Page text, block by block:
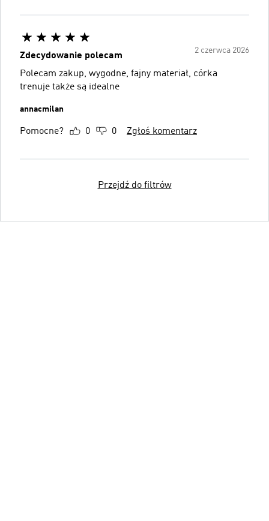
2 czerwca 2026
Zdecydowanie polecam
Polecam zakup, wygodne, fajny materiał, córka
trenuje także są idealne
annacmilan
Pomocne? 0 0 Zgłoś komentarz
Przejdź do filtrów